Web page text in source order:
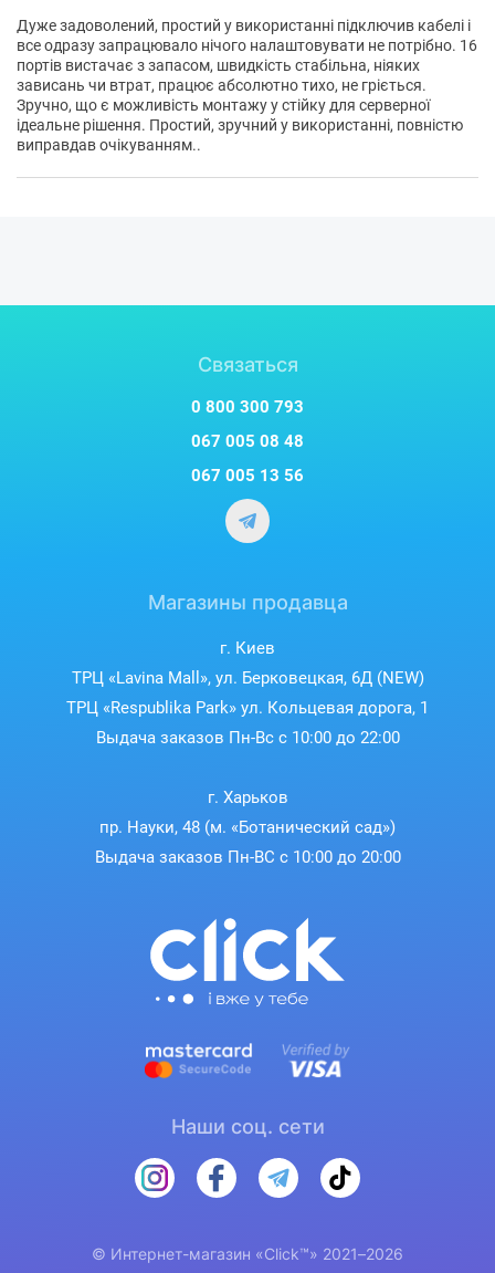
Дуже задоволений, простий у використанні підключив кабелі і
все одразу запрацювало нічого налаштовувати не потрібно. 16
портів вистачає з запасом, швидкість стабільна, ніяких
зависань чи втрат, працює абсолютно тихо, не гріється.
Зручно, що є можливість монтажу у стійку для серверної
ідеальне рішення. Простий, зручний у використанні, повністю
виправдав очікуванням..
Связаться
0 800 300 793
067 005 08 48
067 005 13 56
Магазины продавца
г. Киев
ТРЦ «Lavina Mall», ул. Берковецкая, 6Д (NEW)
ТРЦ «Respublika Park» ул. Кольцевая дорога, 1
Выдача заказов Пн-Вс с 10:00 до 22:00
г. Харьков
пр. Науки, 48 (м. «Ботанический сад»)
Выдача заказов Пн-ВС с 10:00 до 20:00
Наши соц. сети
© Интернет-магазин «Click™» 2021–2026